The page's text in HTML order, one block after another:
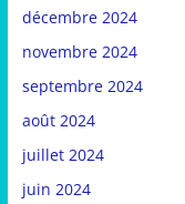
décembre 2024
novembre 2024
septembre 2024
août 2024
juillet 2024
juin 2024